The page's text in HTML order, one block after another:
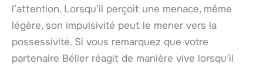
l’attention. Lorsqu’il perçoit une menace, même
légère, son impulsivité peut le mener vers la
possessivité. Si vous remarquez que votre
partenaire Bélier réagit de manière vive lorsqu’il